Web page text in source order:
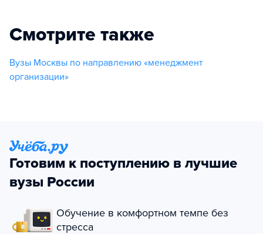
Смотрите также
Вузы Москвы по направлению «менеджмент
организации»
Готовим к поступлению в лучшие
вузы России
Обучение в комфортном темпе без
стресса